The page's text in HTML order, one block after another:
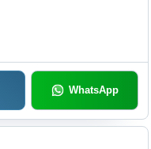
WhatsApp